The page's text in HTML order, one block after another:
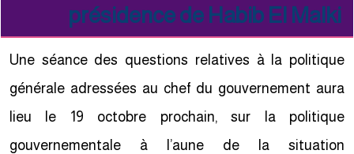
présidence de Habib El Malki
Une séance des questions relatives à la politique
générale adressées au chef du gouvernement aura
lieu le 19 octobre prochain, sur la politique
gouvernementale à l’aune de la situation